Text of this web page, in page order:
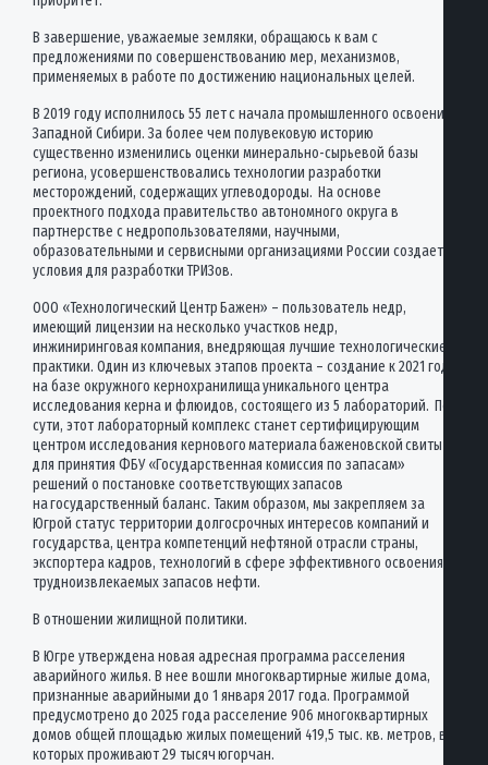
В завершение, уважаемые земляки, обращаюсь к вам с
предложениями по совершенствованию мер, механизмов,
применяемых в работе по достижению национальных целей.
В 2019 году исполнилось 55 лет с начала промышленного освоения
Западной Сибири. За более чем полувековую историю
существенно изменились оценки минерально-сырьевой базы
региона, усовершенствовались технологии разработки
месторождений, содержащих углеводороды. На основе
проектного подхода правительство автономного округа в
партнерстве с недропользователями, научными,
образовательными и сервисными организациями России создает
условия для разработки ТРИЗов.
ООО «Технологический Центр Бажен» – пользователь недр,
имеющий лицензии на несколько участков недр,
инжиниринговая компания, внедряющая лучшие технологические
практики. Один из ключевых этапов проекта – создание к 2021 году
на базе окружного кернохранилища уникального центра
исследования керна и флюидов, состоящего из 5 лабораторий. По
сути, этот лабораторный комплекс станет сертифицирующим
центром исследования кернового материала баженовской свиты
для принятия ФБУ «Государственная комиссия по запасам»
решений о постановке соответствующих запасов
на государственный баланс. Таким образом, мы закрепляем за
Югрой статус территории долгосрочных интересов компаний и
государства, центра компетенций нефтяной отрасли страны,
экспортера кадров, технологий в сфере эффективного освоения
трудноизвлекаемых запасов нефти.
В отношении жилищной политики.
В Югре утверждена новая адресная программа расселения
аварийного жилья. В нее вошли многоквартирные жилые дома,
признанные аварийными до 1 января 2017 года. Программой
предусмотрено до 2025 года расселение 906 многоквартирных
домов общей площадью жилых помещений 419,5 тыс. кв. метров, в
которых проживают 29 тысяч югорчан.